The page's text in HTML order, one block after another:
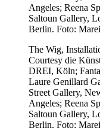
The Wig,
Courtesy die
DREI, Köln;
Laure Genillard
Street Gallery,
Angeles; Reena
Saltoun Gallery,
Berlin. Foto: